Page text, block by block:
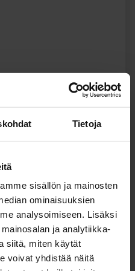
Tietoja
sisällön ja mainosten
ominaisuuksien
analysoimiseen. Lisäksi
ja analytiikka-
siitä, miten käytät
voivat yhdistää näitä